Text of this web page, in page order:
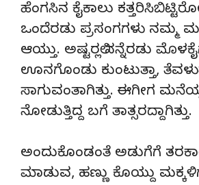
ಹೆಂಗಸಿನ ಕೈಕಾಲು
ಒಂದೆರಡು ಪ್ರಸಂಗಗಳು ನಮ್ಮ
ಆಯ್ತು. ಅಷ್ಟರಲ್ಲಿ ನನ್ನೆರಡು
ಊನಗೊಂಡು ಕುಂಟುತ್ತಾ,
ಸಾಗುವಂತಾಗಿತ್ತು. ಈಗೀಗ
ನೋಡುತ್ತಿದ್ದ ಬಗೆ ತಾತ್ಸರದ್ದಾಗಿತ್ತು.
ಅಂದುಕೊಂಡಂತೆ ಅಡುಗೆಗೆ
ಮಾಡುವ, ಹಣ್ಣು ಕೊಯ್ದು